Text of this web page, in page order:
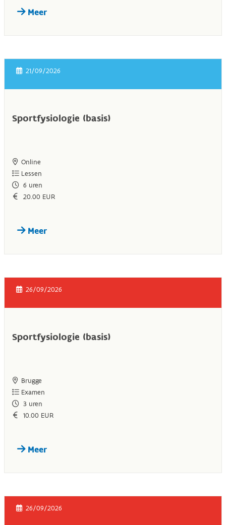
Meer
21/09/2026
Sportfysiologie (basis)
Online
Lessen
6 uren
20.00 EUR
Meer
26/09/2026
Sportfysiologie (basis)
Brugge
Examen
3 uren
10.00 EUR
Meer
26/09/2026